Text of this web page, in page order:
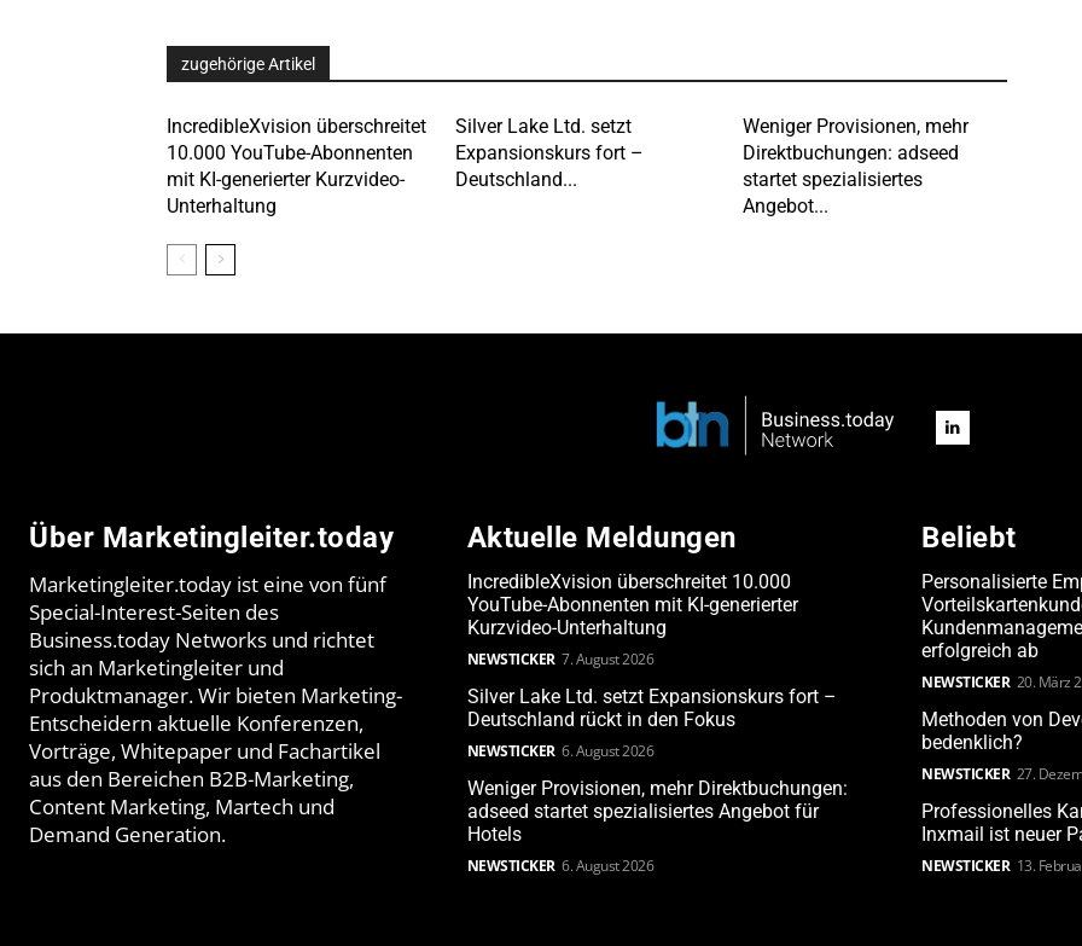
zugehörige Artikel
IncredibleXvision überschreitet
10.000 YouTube-Abonnenten
mit KI-generierter Kurzvideo-
Unterhaltung
Silver Lake Ltd. setzt
Expansionskurs fort –
Deutschland...
Weniger Provisionen, mehr
Direktbuchungen: adseed
startet spezialisiertes
Angebot...
Über Marketingleiter.today
Marketingleiter.today ist eine von fünf
Special-Interest-Seiten des
Business.today Networks und richtet
sich an Marketingleiter und
Produktmanager. Wir bieten Marketing-
Entscheidern aktuelle Konferenzen,
Vorträge, Whitepaper und Fachartikel
aus den Bereichen B2B-Marketing,
Content Marketing, Martech und
Demand Generation.
Aktuelle Meldungen
IncredibleXvision überschreitet 10.000
YouTube-Abonnenten mit KI-generierter
Kurzvideo-Unterhaltung
NEWSTICKER 7. August 2026
Silver Lake Ltd. setzt Expansionskurs fort –
Deutschland rückt in den Fokus
NEWSTICKER 6. August 2026
Weniger Provisionen, mehr Direktbuchungen:
adseed startet spezialisiertes Angebot für
Hotels
NEWSTICKER 6. August 2026
Beliebt
Personalisierte
erfolgreich ab
NEWSTICKER 20. März
Methoden von
bedenklich?
NEWSTICKER 27.
Professionelles
Inxmail ist neuer
NEWSTICKER 13.